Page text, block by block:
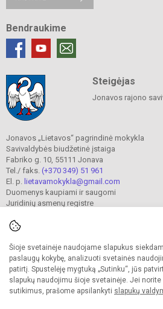
Šioje svetainėje naudojame slapukus
paslaugų kokybę, analizuoti svetainės
patirtį. Spustelėję mygtuką „Sutinku“, jūs
slapukų naudojimu šioje svetainėje. Jei
sutikimus, prašome apsilankyti slapukų
Bendraukime
Steigėjas
Jonavos rajono
Jonavos „Lietavos“ pagrindinė mokykla
Savivaldybės biudžetinė įstaiga
Fabriko g. 10, 55111 Jonava
Tel./ faks. (+370 349) 51 961
El. p. lietavamokykla@gmail.com
Duomenys kaupiami ir saugomi
Juridinių asmenų registre
© 2023. Jonavos Lietavos pagrindinė
Kopijuoti turinį be raštiško įstaigos
Prieinamumo paraiška